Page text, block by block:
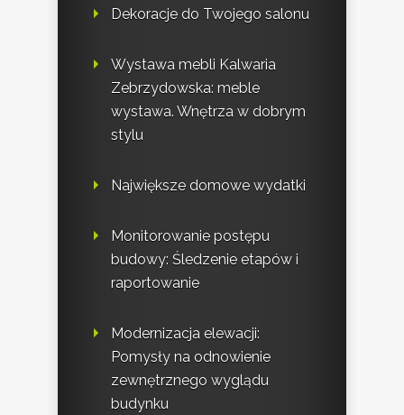
Dekoracje do Twojego salonu
Wystawa mebli Kalwaria
Zebrzydowska: meble
wystawa. Wnętrza w dobrym
stylu
Największe domowe wydatki
Monitorowanie postępu
budowy: Śledzenie etapów i
raportowanie
Modernizacja elewacji:
Pomysły na odnowienie
zewnętrznego wyglądu
budynku